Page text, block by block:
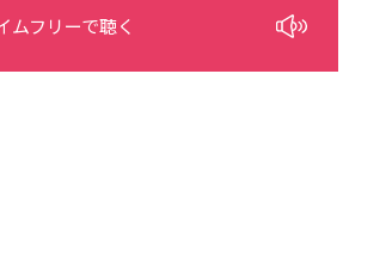
ムフリーで聴く